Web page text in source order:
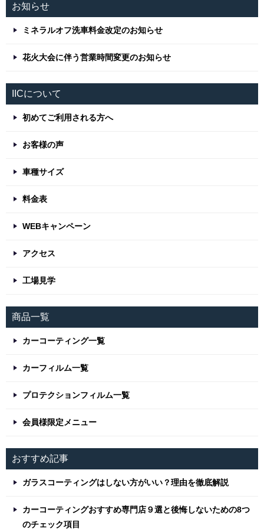
お知らせ
ミネラルオフ洗車料金改定のお知らせ
花火大会に伴う営業時間変更のお知らせ
IICについて
初めてご利用される方へ
お客様の声
車種サイズ
料金表
WEBキャンペーン
アクセス
工場見学
商品一覧
カーコーティング一覧
カーフィルム一覧
プロテクションフィルム一覧
会員様限定メニュー
おすすめ記事
ガラスコーティングはしない方がいい？理由を徹底解説
カーコーティングおすすめ専門店９選と後悔しないための8つ
のチェック項目